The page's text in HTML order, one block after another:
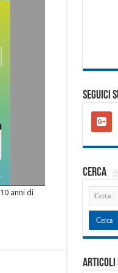
anni di
SEGUICI
google-
plus-
cerca
Articoli